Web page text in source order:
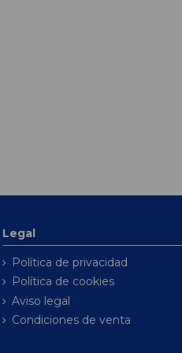
Legal
Política de privacidad
Política de cookies
Aviso legal
Condiciones de venta